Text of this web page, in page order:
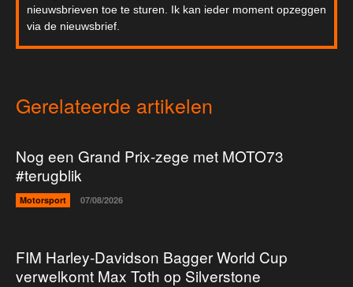
nieuwsbrieven toe te sturen. Ik kan ieder moment opzeggen
via de nieuwsbrief.
Gerelateerde artikelen
Nog een Grand Prix-zege met MOTO73
#terugblik
Motorsport 07/08/2026
FIM Harley-Davidson Bagger World Cup
verwelkomt Max Toth op Silverstone